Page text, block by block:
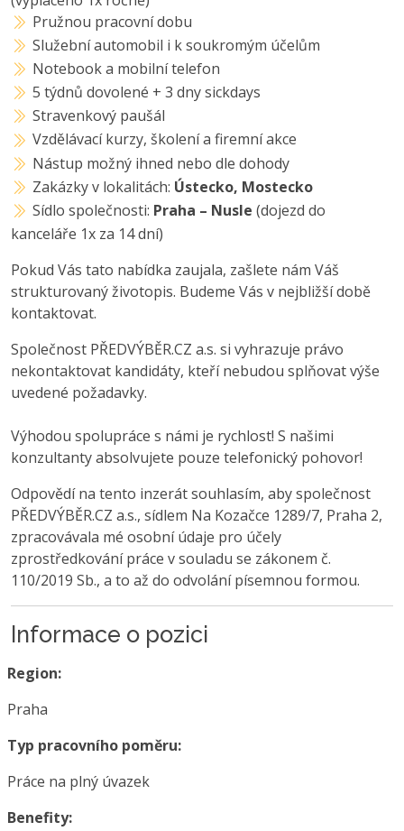
Pružnou pracovní dobu
Služební automobil i k soukromým účelům
Notebook a mobilní telefon
5 týdnů dovolené + 3 dny sickdays
Stravenkový paušál
Vzdělávací kurzy, školení a firemní akce
Nástup možný ihned nebo dle dohody
Zakázky v lokalitách: Ústecko, Mostecko
Sídlo společnosti: Praha – Nusle(dojezd do
kanceláře 1x za 14 dní)
Pokud Vás tato nabídka zaujala, zašlete nám Váš
strukturovaný životopis. Budeme Vás v nejbližší době
kontaktovat.
Společnost PŘEDVÝBĚR.CZ a.s. si vyhrazuje právo
nekontaktovat kandidáty, kteří nebudou splňovat výše
uvedené požadavky.
Výhodou spolupráce s námi je rychlost! S našimi
konzultanty absolvujete pouze telefonický pohovor!
Odpovědí na tento inzerát souhlasím, aby společnost
PŘEDVÝBĚR.CZ a.s., sídlem Na Kozačce 1289/7, Praha 2,
zpracovávala mé osobní údaje pro účely
zprostředkování práce v souladu se zákonem č.
110/2019 Sb., a to až do odvolání písemnou formou.
Informace o pozici
Region:
Praha
Typ pracovního poměru:
Práce na plný úvazek
Benefity: